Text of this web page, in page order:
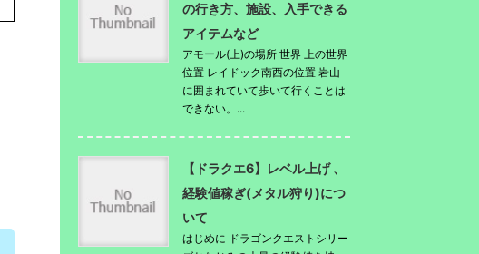
の行き方、施設、入手できる
アイテムなど
アモール(上)の場所 世界 上の世界
位置 レイドック南西の位置 岩山
に囲まれていて歩いて行くことは
できない。...
【ドラクエ6】レベル上げ 、
経験値稼ぎ(メタル狩り)につ
いて
はじめに ドラゴンクエストシリー